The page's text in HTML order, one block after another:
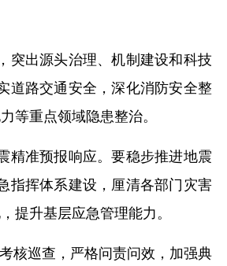
突出源头治理、机制建设和科技
道路交通安全，深化消防安全整
等重点领域隐患整治。
精准预报响应。要稳步推进地震
指挥体系建设，厘清各部门灾害
提升基层应急管理能力。
核巡查，严格问责问效，加强典